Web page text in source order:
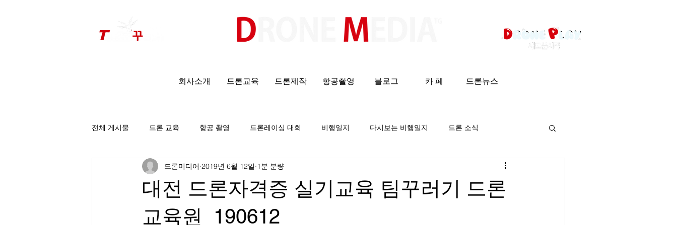
회사소개 드론교육 드론제작 항공촬영 블로그 카 페 드론뉴스
전체 게시물 드론 교육 항공 촬영 드론레이싱 대회 비행일지 다시보는 비행일지 드론 소식
팀꾸러기 소식
대전 드론자격증 실기교육 팀꾸러기 드론
교육원_190612
드론미디어 2019년 6월 12일 1분 분량